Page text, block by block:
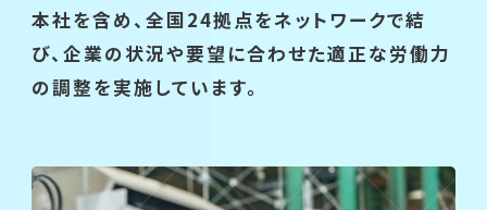
本社を含め、全国24拠点をネットワークで結
び、 企業の状況や要望に合わせた適正な労働力
の調整を実施しています。